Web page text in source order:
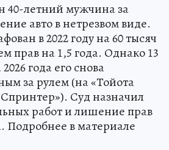
40-летний мужчина за
авто в нетрезвом виде.
в 2022 году на 60 тысяч
прав на 1,5 года. Однако 13
года его снова
за рулем (на «Тойота
Суд назначил
работ и лишение прав
Подробнее в материале